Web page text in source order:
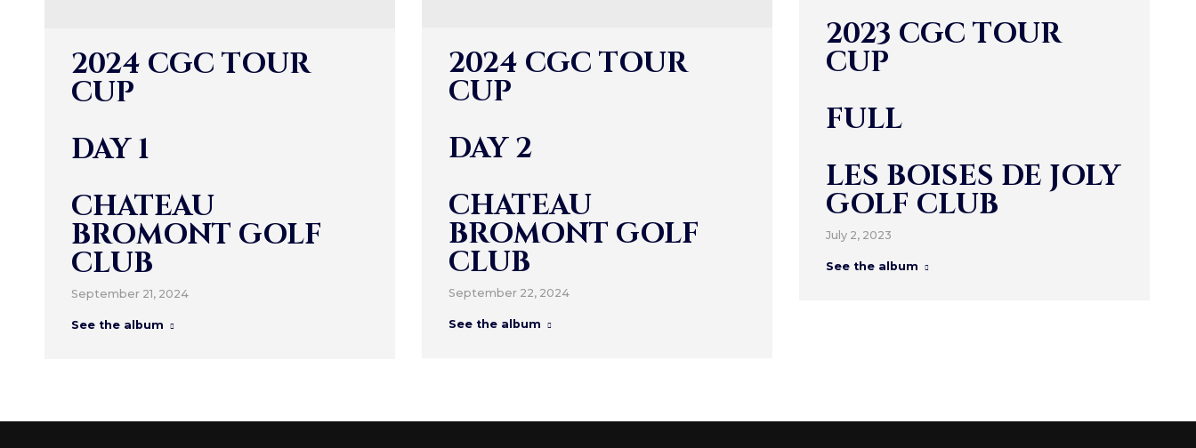
2024 CGC TOUR
CUP
DAY 2
CHATEAU
BROMONT GOLF
CLUB
September 22, 2024
See the album
2024 CGC TOUR
CUP
DAY 1
CHATEAU
BROMONT GOLF
CLUB
September 21, 2024
See the album
2023 CGC TOUR
CUP
FULL
LES BOISES DE JOLY
GOLF CLUB
July 2, 2023
See the album